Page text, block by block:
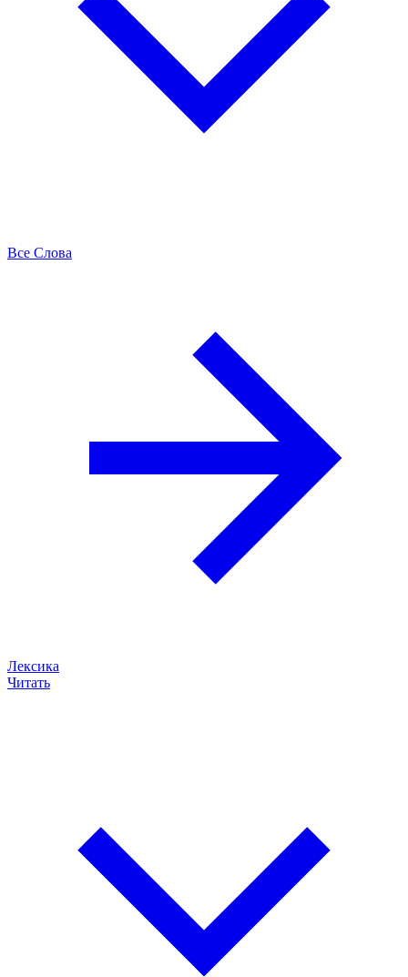
Все Слова
Лексика
Читать